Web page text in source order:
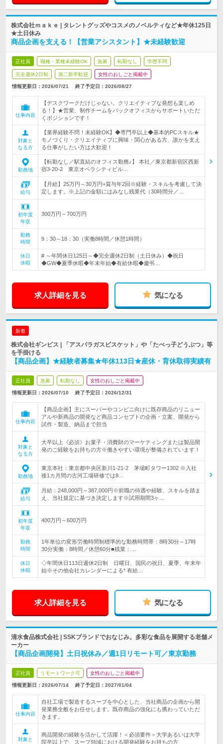
株式会社ｍａｋｅ | タレントグッズやコスメのノベルティなど★年休125日
★土日休み
商品企画を支える！【営業アシスタント】★未経験歓迎
正社員 職種・業種未経験OK 急募 転勤なし 学歴不問
完全週休2日制 第二新卒歓迎 女性のおしごと掲載中
情報更新日：2026/07/21 終了予定日： 2026/08/27
仕事内容
【デスクワークだけじゃない。クリエイティブな発想も楽しめ
る！】★営業、制作チームをバックオフィスからサポートいただ
くポジションです！
対象と
なる方
【業界経験不問！未経験OK】◆専門卒以上◆基本的PCスキル★
モノづくり・クリエイティブに興味・関心がある方、誰かを支え
る仕事がしたい方は大歓迎！
勤務地
【転勤なし／駅直結のオフィス勤務♪】 本社／東京都新宿区西新
宿3-20-2 東京オペラシティビル…
給与
【月給】25万円～30万円+賞与年2回※経験・スキルを考慮して決
定します。※上記の金額にはみなし残業代（30時間分／…
初年度
年収
300万円～700万円
勤務
時間
9：30～18：30（実働8時間／休憩1時間）
休日
休暇
# ～年間休日125日～◆完全週休2日制（土日休み）◆祝日
◆GW◆夏季休暇◆年末年始◆有給休暇◆慶弔…
求人詳細を見る 気になる
新着
株式会社ギンビス | 「アスパラガスビスケット」や「たべっ子どうぶつ」等
を手掛ける
【商品企画】★経験者募集★年休113日★産休・育休取得実績有
正社員 急募 転勤なし 女性のおしごと掲載中
情報更新日：2026/07/10 終了予定日： 2026/12/31
仕事内容
【商品企画】主にスーパーやコンビニ向けに既存商品のリニュー
アルや新商品の開発など商品コンセプトの企画・立案、開発から
試作・製造、納品まで担当
対象と
なる方
大卒以上《必須》お菓子・消費財のマーケティングまたは製品開
発のご経験をお持ちの方※働きやすい環境が整備されています！
勤務地
東京本社：東京都中央区新川1-21-2 茅場町タワー1302 ※入社
後1カ月間の古河工場研修では8…
給与
月給：248,000円～387,000円※前職の待遇や経験、スキルを踏ま
え、当社規定に基づき決定します※試用期間3ヶ…
初年度
年収
400万円～600万円
勤務
時間
1年単位の変形労働時間制標準的な勤務時間帯：8時30分～17時
30分実働：8時間／休憩60分■残業：…
休日
休暇
◇年間休日113日週休2日制 日曜日、国民の祝日、夏季、年末年
始※その他会社カレンダーによる* 有給…
求人詳細を見る 気になる
清水食品株式会社 | SSKブランドでおなじみ。多彩な食品を展開する老舗メ
ーカー
【商品企画開発】土日祝休み／週1日リモート可／東京勤務
正社員 リモートワーク可 女性のおしごと掲載中
情報更新日：2026/07/14 終了予定日： 2027/01/04
仕事内容
自社工場で製造するスープを中心とした、当社商品の企画から開
発業務全般をお任せします。既存商品の強化にも携わっていただ
きます。
対象と
商品開発の経験を活かして活躍！＜必須要件＞大学あるいは大学
院卒以上で、スープ領域における開発経験をお持ちの方